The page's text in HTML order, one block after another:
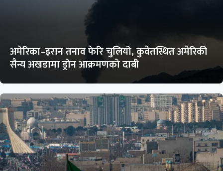
अमेरिका–इरान तनाव फेरि चुलियो, कुवेतस्थित अमेरिकी
सैन्य अखडामा ड्रोन आक्रमणको दाबी